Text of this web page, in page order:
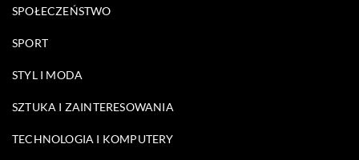
SPOŁECZEŃSTWO
SPORT
STYL I MODA
SZTUKA I ZAINTERESOWANIA
TECHNOLOGIA I KOMPUTERY